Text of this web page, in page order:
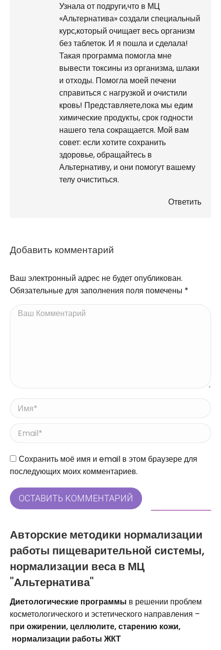
Узнала от подруги,что в МЦ
«Альтернатива» создали специальный
курс,который очищает весь организм
без таблеток. И я пошла и сделала!
Такая программа помогла мне
вывести токсины из организма, шлаки
и отходы. Помогла моей печени
справиться с нагрузкой и очистили
кровь! Представляете,пока мы едим
химические продукты, срок годности
нашего тела сокращается. Мой вам
совет: если хотите сохранить
здоровье, обращайтесь в
Альтернативу, и они помогут вашему
телу очиститься.
Ответить
Добавить комментарий
Ваш электронный адрес не будет опубликован.
Обязательные для заполнения поля помечены *
Ваш Комментарий
Имя *
Email *
СайтСохранить моё имя и email в этом браузере для
последующих моих комментариев.
ОСТАВИТЬ КОММЕНТАРИЙ
Авторские методики нормализации
работы пищеварительной системы,
нормализации веса в МЦ
"Альтернатива"
Диетологические программы в решении проблем
косметологического и эстетического направления –
при ожирении, целлюлите, старению кожи,
нормализации работы ЖКТ